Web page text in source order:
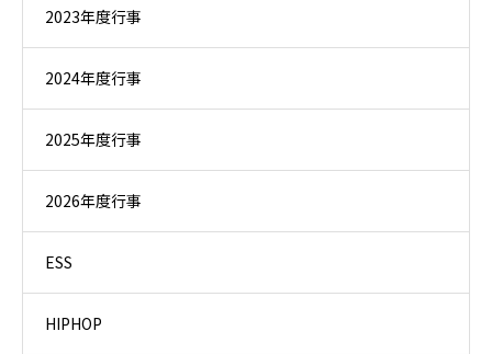
2023年度行事
2024年度行事
2025年度行事
2026年度行事
ESS
HIPHOP